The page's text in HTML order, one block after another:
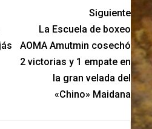
Siguiente
La Escuela de boxeo
AOMA Amutmin cosechó
2 victorias y 1 empate en
la gran velada del
«Chino» Maidana